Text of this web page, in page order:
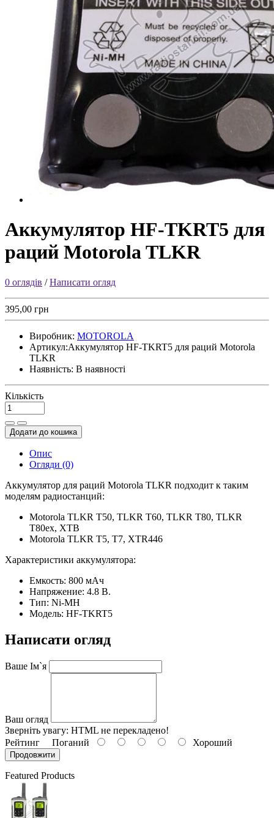
Аккумулятор HF-TKRT5 для
раций Motorola TLKR
0 оглядів /Написати огляд
395,00 грн
Виробник: MOTOROLA
Артикул:Аккумулятор HF-TKRT5 для раций Motorola
TLKR
Наявність: В наявності
Кількість
Додати до кошика
Опис
Огляди (0)
Аккумулятор для раций Motorola TLKR подходит к таким
моделям радиостанций:
Motorola TLKR T50, TLKR T60, TLKR T80, TLKR
T80ex, XTB
Motorola ТLKR T5, Т7, ХТR446
Характеристики аккумулятора:
Емкость: 800 мАч
Напряжение: 4.8 В.
Тип: Ni-MH
Модель: HF-TKRT5
Написати огляд
Ваше Ім`я
Ваш огляд
Зверніть увагу: HTML не перекладено!
Рейтинг Поганий Хороший
Продовжити
Featured Products